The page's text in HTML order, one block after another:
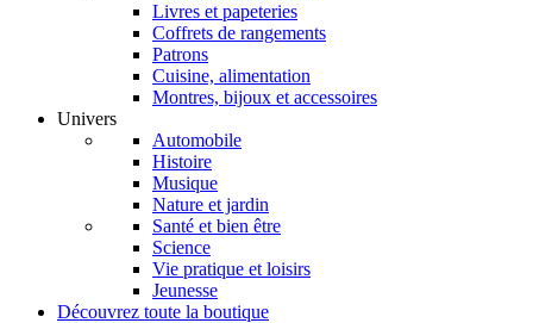
Livres et papeteries
Coffrets de rangements
Patrons
Cuisine, alimentation
Montres, bijoux et accessoires
Univers
Automobile
Histoire
Musique
Nature et jardin
Santé et bien être
Science
Vie pratique et loisirs
Jeunesse
Découvrez toute la boutique